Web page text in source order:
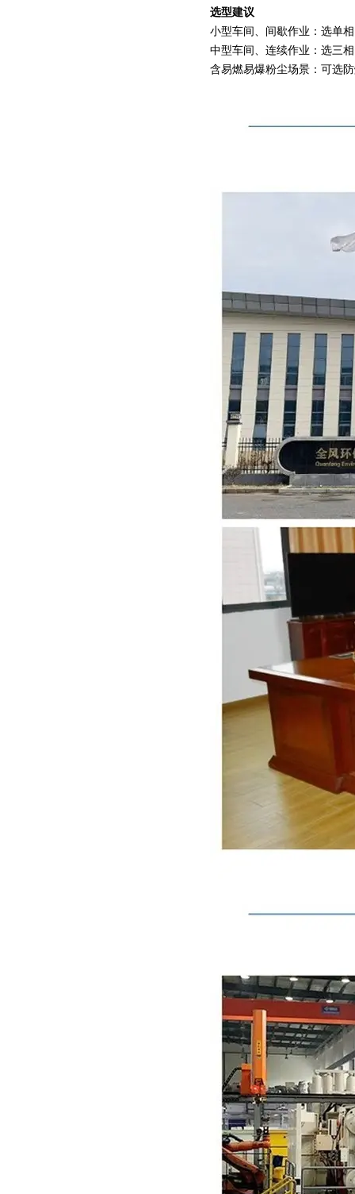
选型建议
小型车间、间歇作业：选单
中型车间、连续作业：选三
含易燃易爆粉尘场景：可选